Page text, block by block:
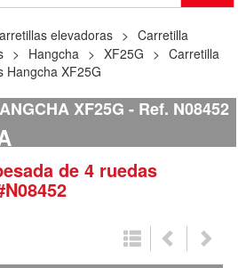
elevadoras
Carretilla
Hangcha XF25G
Carretilla
Hangcha XF25G
XF25G Ref. N08452
de 4 ruedas